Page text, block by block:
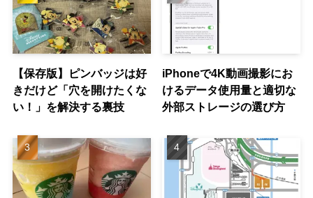
【保存版】ピンバッジは好
きだけど「穴を開けたくな
い！」を解決する裏技
iPhoneで4K動画撮影にお
けるデータ使用量と適切な
外部ストレージの選び方